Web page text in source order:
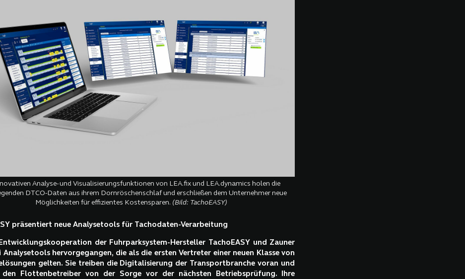
Analyse- und Visualisierungsfunktionen von LEA.fix und LEA.dynamics holen die
DTCO-Daten aus ihrem Dornröschenschlaf und erschließen dem Unternehmer neue
Möglichkeiten für effizientes Kostensparen. (Bild: TachoEASY)
präsentiert neue Analysetools für Tachodaten-Verarbeitung
der Fuhrparksystem-Hersteller TachoEASY und Zauner
Analysetools hervorgegangen, die als die ersten Vertreter einer neuen Klasse von
gelten. Sie treiben die Digitalisierung der Transportbranche voran und
den Flottenbetreiber von der Sorge vor der nächsten Betriebsprüfung. Ihre